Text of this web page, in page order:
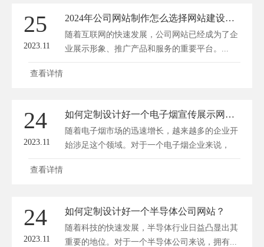
25
2023.11
2024年公司网站制作怎么选择网站建设公司？
随着互联网的快速发展，公司网站已经成为了企
业展示形象、推广产品和服务的重要平台。...
查看详情
24
2023.11
如何定制设计好一个电子烟宣传展示网站？
随着电子烟市场的迅速增长，越来越多的企业开
始涉足这个领域。对于一个电子烟企业来说，
拥...
查看详情
24
2023.11
如何定制设计好一个半导体公司网站？
随着科技的快速发展，半导体行业日益凸显出其
重要的地位。对于一个半导体公司来说，拥有...